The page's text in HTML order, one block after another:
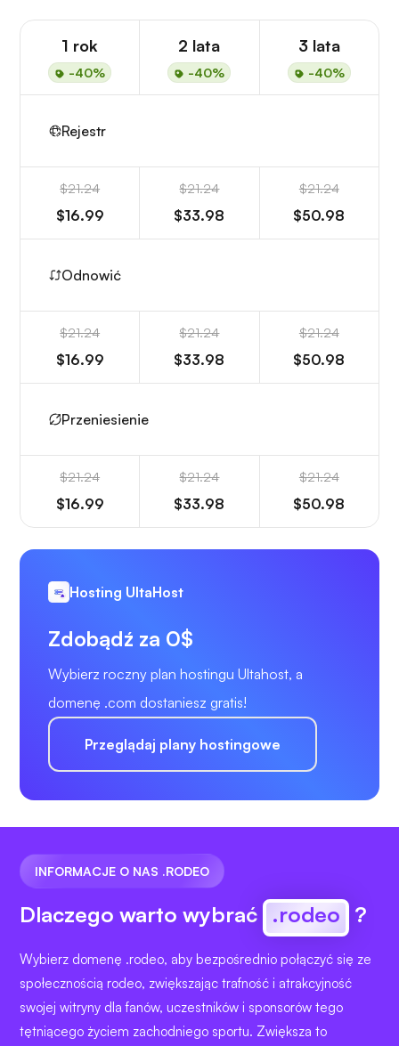
1 rok
-40%
2 lata
-40%
3 lata
-40%
Rejestr
$21.24
$16.99
$21.24
$33.98
$21.24
$50.98
Odnowić
$21.24
$16.99
$21.24
$33.98
$21.24
$50.98
Przeniesienie
$21.24
$16.99
$21.24
$33.98
$21.24
$50.98
Hosting UltaHost
Zdobądź za 0$
Wybierz roczny plan hostingu Ultahost, a
domenę .com dostaniesz gratis!
Przeglądaj plany hostingowe
INFORMACJE O NAS .RODEO
Dlaczego warto wybrać .rodeo ?
Wybierz domenę .rodeo, aby bezpośrednio połączyć się ze
społecznością rodeo, zwiększając trafność i atrakcyjność
swojej witryny dla fanów, uczestników i sponsorów tego
tętniącego życiem zachodniego sportu. Zwiększa to